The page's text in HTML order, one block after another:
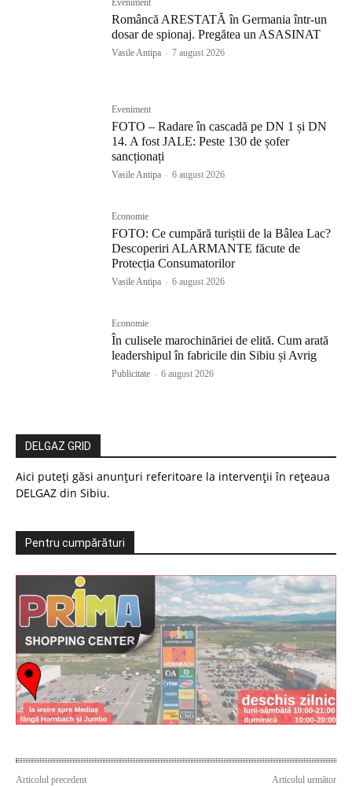
Eveniment
Româncă ARESTATĂ în Germania într-un
dosar de spionaj. Pregătea un ASASINAT
Vasile Antipa - 7 august 2026
Eveniment
FOTO – Radare în cascadă pe DN 1 și DN
14. A fost JALE: Peste 130 de șofer
sancționați
Vasile Antipa - 6 august 2026
Economie
FOTO: Ce cumpără turiștii de la Bâlea Lac?
Descoperiri ALARMANTE făcute de
Protecția Consumatorilor
Vasile Antipa - 6 august 2026
Economie
În culisele marochinăriei de elită. Cum arată
leadershipul în fabricile din Sibiu și Avrig
Publicitate - 6 august 2026
DELGAZ GRID
Aici puteți găsi anunțuri referitoare la intervenții în rețeaua
DELGAZ din Sibiu.
Pentru cumpărături
Articolul precedent
Articolul următor